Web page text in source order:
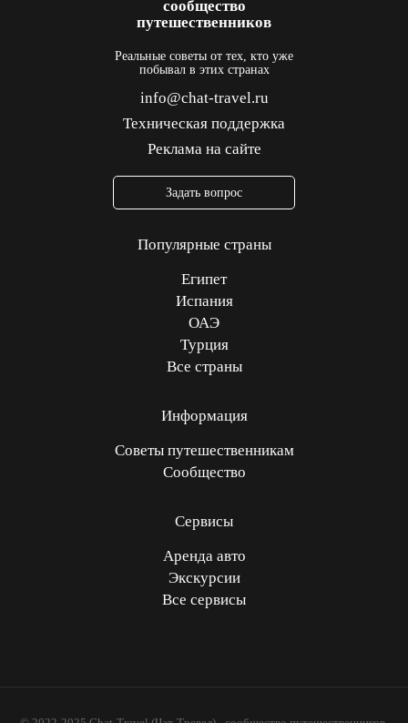
Реальные советы от тех, кто уже
побывал в этих странах
info@chat-travel.ru
Техническая поддержка
Реклама на сайте
Задать вопрос
Популярные страны
Египет
Испания
ОАЭ
Турция
Все страны
Информация
Советы путешественникам
Сообщество
Сервисы
Аренда авто
Экскурсии
Все сервисы